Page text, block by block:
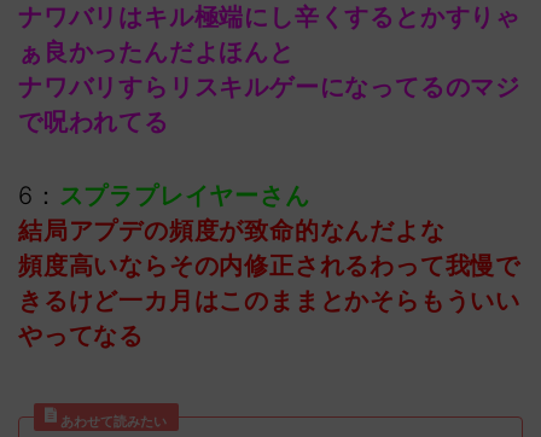
ナワバリはキル極端にし辛くするとかすりゃ
ぁ良かったんだよほんと
ナワバリすらリスキルゲーになってるのマジ
で呪われてる
6： スプラプレイヤーさん
結局アプデの頻度が致命的なんだよな
頻度高いならその内修正されるわって我慢で
きるけど一カ月はこのままとかそらもういい
やってなる